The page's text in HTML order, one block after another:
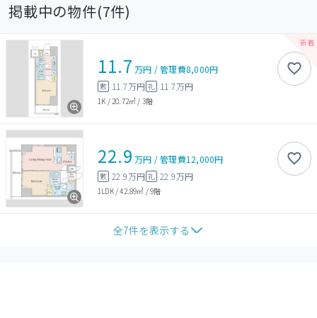
掲載中の物件(7件)
11.7 万円 /管理費8,000円
敷 11.7万円 礼 11.7万円
1K / 20.72㎡ / 3階
22.9 万円 /管理費12,000円
敷 22.9万円 礼 22.9万円
1LDK/42.89㎡ /9階
全7件を表示する